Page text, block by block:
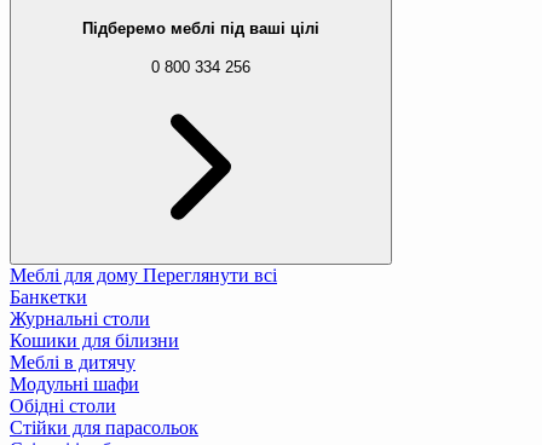
Підберемо меблі під ваші цілі
0 800 334 256
Меблі для дому Переглянути всі
Банкетки
Журнальні столи
Кошики для білизни
Меблі в дитячу
Модульні шафи
Обідні столи
Стійки для парасольок